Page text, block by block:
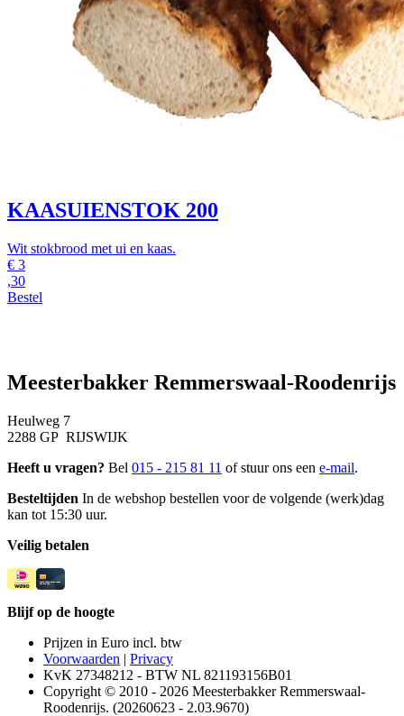
KAASUIENSTOK 200
Wit stokbrood met ui en kaas.
€ 3
,30
Bestel
Meesterbakker Remmerswaal-Roodenrijs
Heulweg 7
2288 GP RIJSWIJK
Heeft u vragen? Bel 015 - 215 81 11 of stuur ons een e-mail.
Besteltijden In de webshop bestellen voor de volgende (werk)dag
kan tot 15:30 uur.
Veilig betalen
Blijf op de hoogte
Prijzen in Euro incl. btw
Voorwaarden | Privacy
KvK 27348212 - BTW NL 821193156B01
Copyright © 2010 - 2026 Meesterbakker Remmerswaal-
Roodenrijs. (20260623 - 2.03.9670)